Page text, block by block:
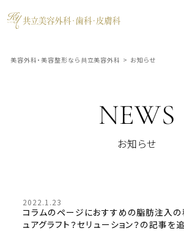
美容外科・美容整形なら共立美容外科 > お知らせ
NEWS
お知らせ
2022.1.23
コラムのページにおすすめの脂肪注入の
ュアグラフト？セリューション？の記事を